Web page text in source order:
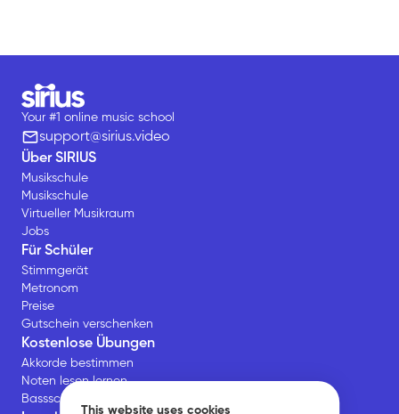
This website uses cookies
Your #1 online music school
support@sirius.video
Über SIRIUS
Musikschule
Musikschule
Virtueller Musikraum
Jobs
Für Schüler
Stimmgerät
Metronom
Preise
Gutschein verschenken
Kostenlose Übungen
Akkorde bestimmen
Noten lesen lernen
Bassschlüssel Übungen